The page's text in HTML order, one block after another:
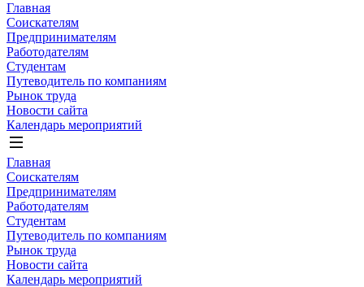
Главная
Соискателям
Предпринимателям
Работодателям
Студентам
Путеводитель по компаниям
Рынок труда
Новости сайта
Календарь мероприятий
Главная
Соискателям
Предпринимателям
Работодателям
Студентам
Путеводитель по компаниям
Рынок труда
Новости сайта
Календарь мероприятий